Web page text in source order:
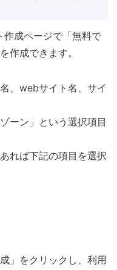
成ページで「無料で
作成できます。
、webサイト名、サイ
ーン」という選択項目
れば下記の項目を選択
」をクリックし、利用